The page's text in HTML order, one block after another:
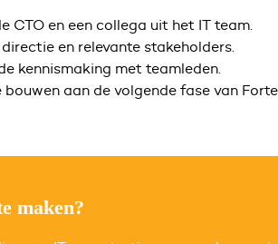
CTO en een collega uit het IT team.
en relevante stakeholders.
kennismaking met teamleden.
aan de volgende fase van
maken?